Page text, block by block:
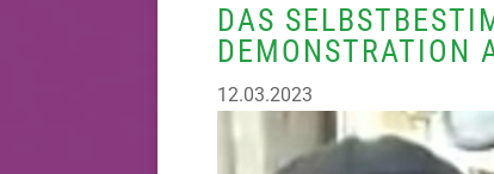
DAS
12.03.2023